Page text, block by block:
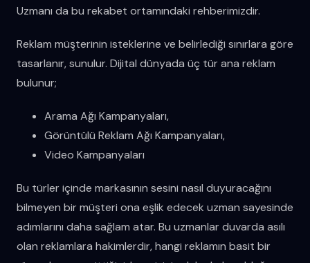
Uzmanı da bu rekabet ortamındaki rehberimizdir.
Reklam müşterinin isteklerine ve belirlediği sınırlara göre
tasarlanır, sunulur. Dijital dünyada üç tür ana reklam
bulunur;
Arama Ağı Kampanyaları,
Görüntülü Reklam Ağı Kampanyaları,
Video Kampanyaları
Bu türler içinde markasının sesini nasıl duyuracağını
bilmeyen bir müşteri ona eşlik edecek uzman sayesinde
adımlarını daha sağlam atar. Bu uzmanlar duvarda asılı
olan reklamlara hakimlerdir, hangi reklamın basit bir